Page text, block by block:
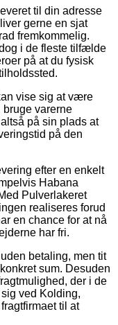
til din adresse
gerne en sjat
fremkommelig.
i de fleste tilfælde
på at du fysisk
vise sig at være
varerne
på sin plads at
på den
efter en enkelt
Habana
Pulverlakeret
realiseres forud
en chance for at nå
har fri.
betaling, men tit
sum. Desuden
der i de
ved Kolding,
til at